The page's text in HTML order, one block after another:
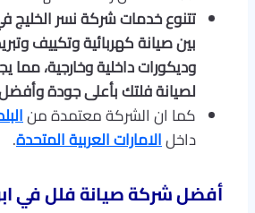
تتنوع خدمات شركة نسر الخليج
بين صيانة كهربائية وتكييف
وديكورات داخلية وخارجية، مما
لصيانة فلتك بأعلى جودة
كما ان الشركة معتمدة من
داخلالامارات العربية المتحدة.
أفضل شركة صيانة فلل في